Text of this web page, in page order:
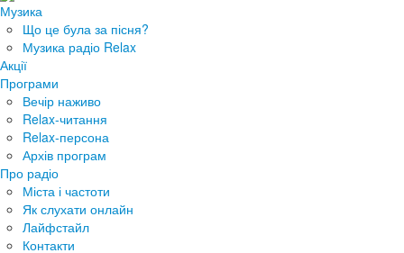
Музика
Що це була за пісня?
Музика радіо Relax
Акції
Програми
Вечір наживо
Relax-читання
Relax-персона
Архів програм
Про радіо
Міста і частоти
Як слухати онлайн
Лайфстайл
Контакти